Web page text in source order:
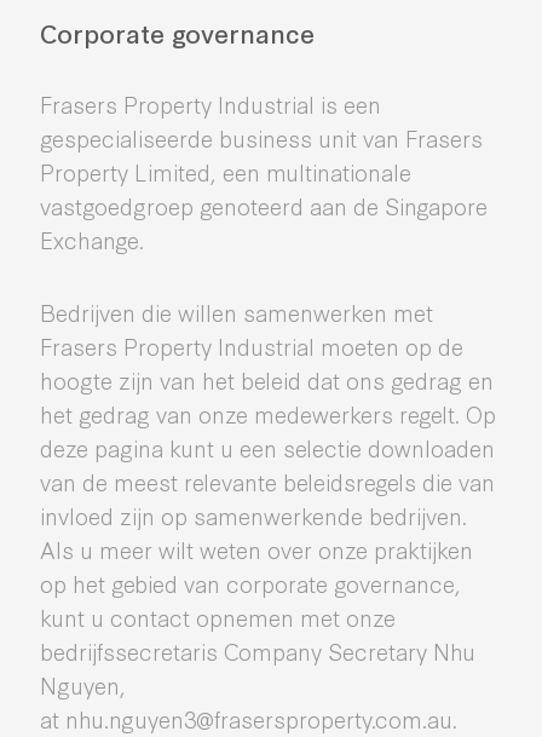
Corporate governance
Frasers Property Industrial is een
gespecialiseerde business unit van Frasers
Property Limited, een multinationale
vastgoedgroep genoteerd aan de Singapore
Exchange.
Bedrijven die willen samenwerken met
Frasers Property Industrial moeten op de
hoogte zijn van het beleid dat ons gedrag en
het gedrag van onze medewerkers regelt. Op
deze pagina kunt u een selectie downloaden
van de meest relevante beleidsregels die van
invloed zijn op samenwerkende bedrijven.
Als u meer wilt weten over onze praktijken
op het gebied van corporate governance,
kunt u contact opnemen met onze
bedrijfssecretaris Company Secretary Nhu
Nguyen,
at nhu.nguyen3@frasersproperty.com.au.